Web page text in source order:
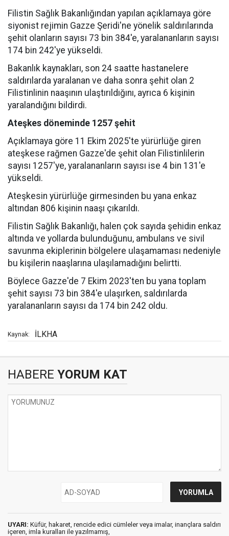
Filistin Sağlık Bakanlığından yapılan açıklamaya göre
siyonist rejimin Gazze Şeridi'ne yönelik saldırılarında
şehit olanların sayısı 73 bin 384'e, yaralananların sayısı
174 bin 242'ye yükseldi.
Bakanlık kaynakları, son 24 saatte hastanelere
saldırılarda yaralanan ve daha sonra şehit olan 2
Filistinlinin naaşının ulaştırıldığını, ayrıca 6 kişinin
yaralandığını bildirdi.
Ateşkes döneminde 1257 şehit
Açıklamaya göre 11 Ekim 2025'te yürürlüğe giren
ateşkese rağmen Gazze'de şehit olan Filistinlilerin
sayısı 1257'ye, yaralananların sayısı ise 4 bin 131'e
yükseldi.
Ateşkesin yürürlüğe girmesinden bu yana enkaz
altından 806 kişinin naaşı çıkarıldı.
Filistin Sağlık Bakanlığı, halen çok sayıda şehidin enkaz
altında ve yollarda bulunduğunu, ambulans ve sivil
savunma ekiplerinin bölgelere ulaşamaması nedeniyle
bu kişilerin naaşlarına ulaşılamadığını belirtti.
Böylece Gazze'de 7 Ekim 2023'ten bu yana toplam
şehit sayısı 73 bin 384'e ulaşırken, saldırılarda
yaralananların sayısı da 174 bin 242 oldu.
Kaynak: İLKHA
HABERE YORUM KAT
UYARI: Küfür, hakaret, rencide edici cümleler veya imalar, inançlara saldırı
içeren, imla kuralları ile yazılmamış,